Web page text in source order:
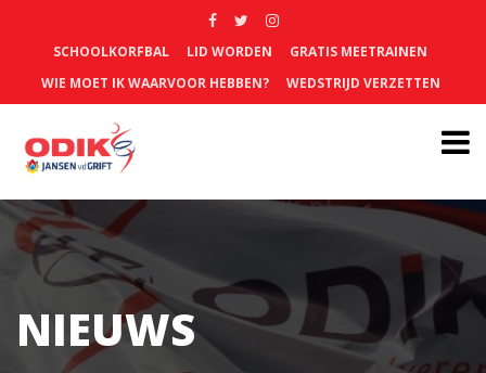
SCHOOLKORFBAL LID WORDEN
GRATIS MEETRAINEN
WIE MOET IK WAARVOOR HEBBEN?
WEDSTRIJD VERZETTEN
NIEUWS